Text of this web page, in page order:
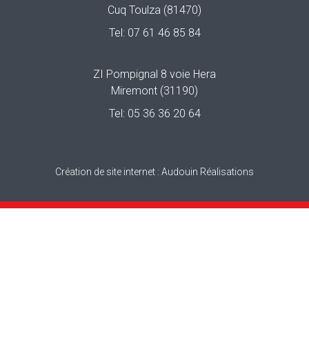
Cuq Toulza (81470)
Tel: 07 61 46 85 84
ZI Pompignal 8 voie Hera
Miremont (31190)
Tel: 05 36 36 20 64
Création de site internet : Audouin Réalisations